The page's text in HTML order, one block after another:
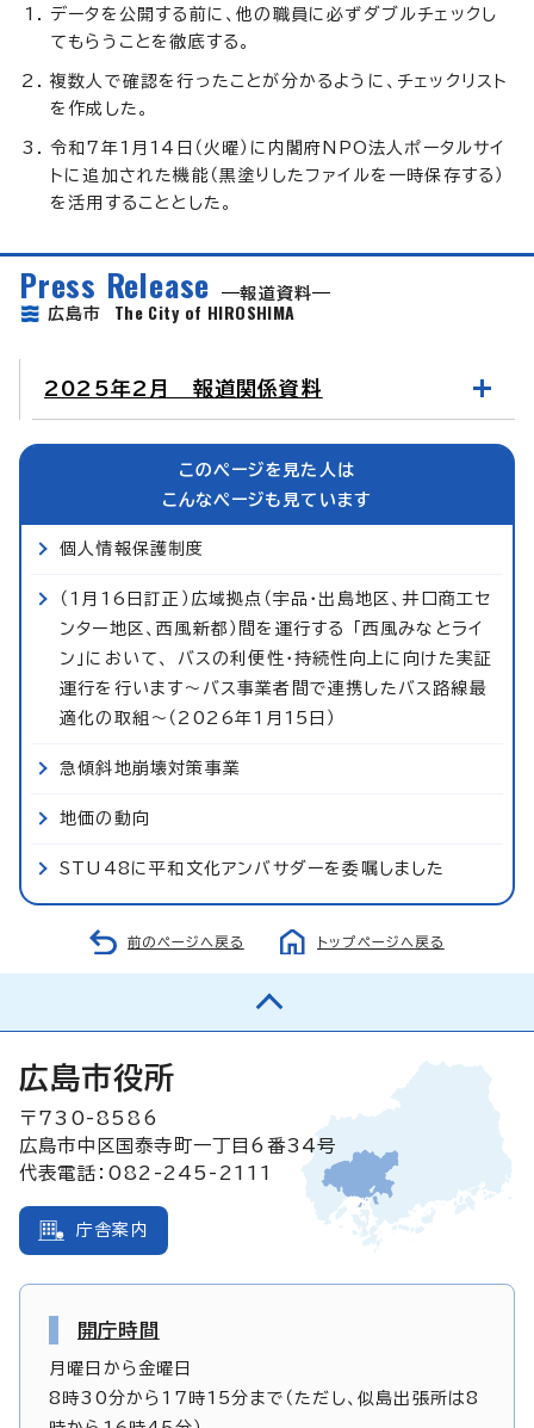
データを公開する前に、他の職員に必ずダブルチェックし
てもらうことを徹底する。
複数人で確認を行ったことが分かるように、チェックリスト
を作成した。
令和7年1月14日（火曜）に内閣府NPO法人ポータルサイ
トに追加された機能（黒塗りしたファイルを一時保存する）
を活用することとした。
Press Release
報道資料
広島市 The City of HIROSHIMA
2025年2月 報道関係資料
このページを見た人は
こんなページも見ています
個人情報保護制度
（1月16日訂正）広域拠点（宇品・出島地区、井口商工セ
ンター地区、西風新都）間を運行する 「西風みなとライ
ン」において、 バスの利便性・持続性向上に向けた実証
運行を行います～バス事業者間で連携したバス路線最
適化の取組～（2026年1月15日）
急傾斜地崩壊対策事業
地価の動向
STU48に平和文化アンバサダーを委嘱しました
前のページへ戻る トップページへ戻る
広島市役所
〒730-8586
広島市中区国泰寺町一丁目6番34号
代表電話：082-245-2111
庁舎案内
開庁時間
月曜日から金曜日
8時30分から17時15分まで（ただし、似島出張所は8